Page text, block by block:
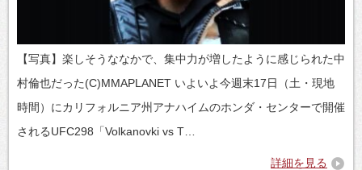
【写真】楽しそうななかで、集中力が増したように感じられた中
村倫也だった(C)MMAPLANET いよいよ今週末17日（土・現地
時間）にカリフォルニア州アナハイムのホンダ・センターで開催
されるUFC298「Volkanovki vs T…
詳細を見る